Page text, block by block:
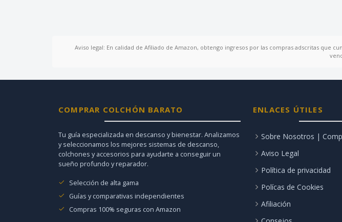
Aviso legal: En calidad de Afiliado de Amazon, obtengo ingresos por las compras adscritas que
COMPRAR COLCHÓN BARATO
Tu guía especializada en descanso y bienestar. Analizamos
y seleccionamos los mejores sistemas de descanso,
colchones y accesorios para ayudarte a conseguir un
sueño profundo y reparador.
Selección de alta gama
Guías y comparativas independientes
Compras 100% seguras con Amazon
ENLACES ÚTILES
Sobre Nosotros |
Aviso Legal
Política de privacidad
Polícas de Cookies
Afiliación